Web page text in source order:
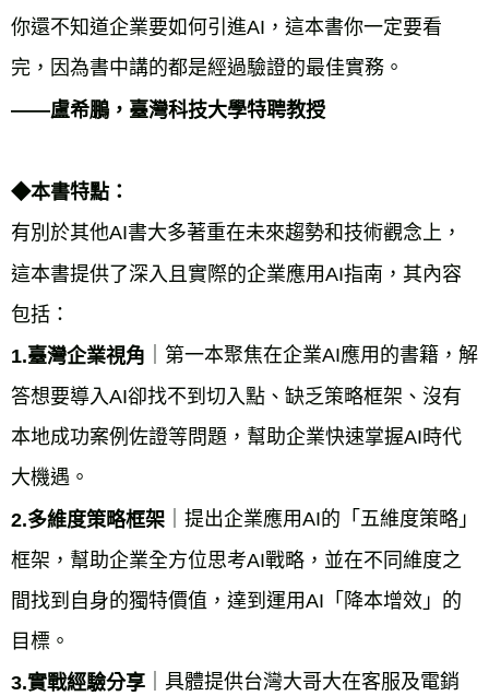
你還不知道企業要如何引進AI，這本書你一定要看
完，因為書中講的都是經過驗證的最佳實務。
——盧希鵬，臺灣科技大學特聘教授
◆本書特點：
有別於其他AI書大多著重在未來趨勢和技術觀念上，
這本書提供了深入且實際的企業應用AI指南，其內容
包括：
1.臺灣企業視角 ｜第一本聚焦在企業AI應用的書籍，解
答想要導入AI卻找不到切入點、缺乏策略框架、沒有
本地成功案例佐證等問題，幫助企業快速掌握AI時代
大機遇。
2.多維度策略框架 ｜提出企業應用AI的「五維度策略」
框架，幫助企業全方位思考AI戰略，並在不同維度之
間找到自身的獨特價值，達到運用AI「降本增效」的
目標。
3.實戰經驗分享 ｜具體提供台灣大哥大在客服及電銷